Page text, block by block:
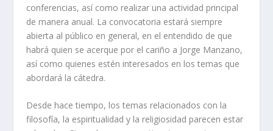
conferencias, así como realizar una actividad principal
de manera anual. La convocatoria estará siempre
abierta al público en general, en el entendido de que
habrá quien se acerque por el cariño a Jorge Manzano,
así como quienes estén interesados en los temas que
abordará la cátedra.
Desde hace tiempo, los temas relacionados con la
filosofía, la espiritualidad y la religiosidad parecen estar